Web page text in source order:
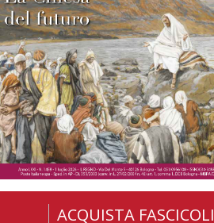
ACQUISTA FASCICOLI